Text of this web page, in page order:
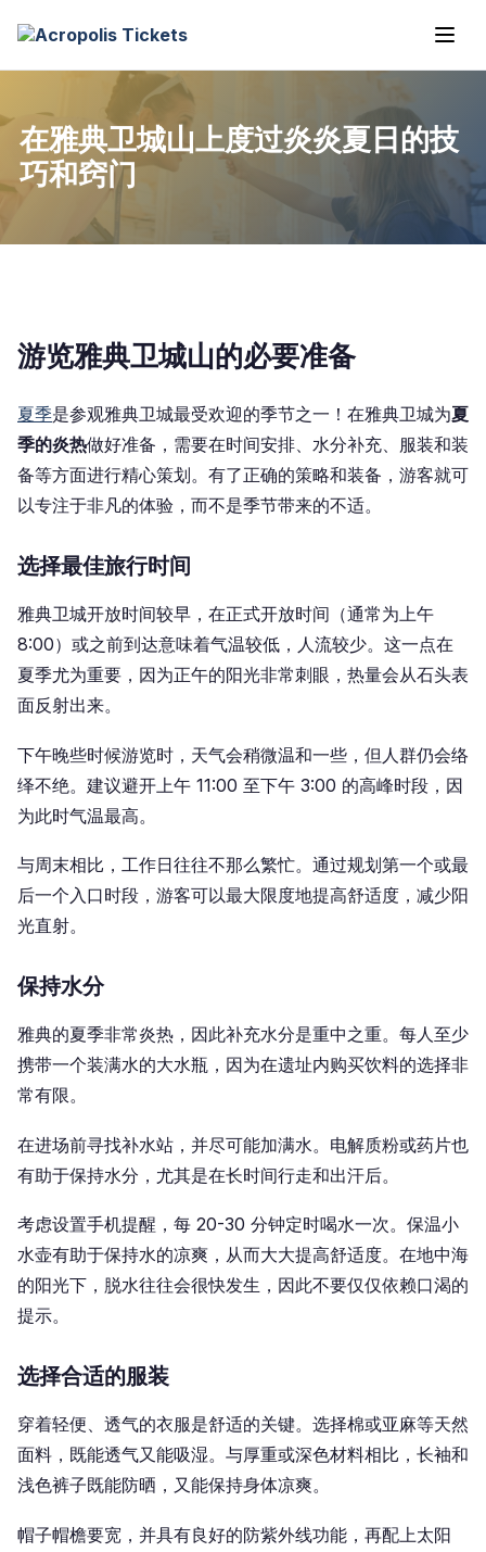
在雅典卫城山上度过炎炎夏日的技
巧和窍门
游览雅典卫城山的必要准备
夏季是参观雅典卫城最受欢迎的季节之一！在雅典卫城为夏
季的炎热做好准备，需要在时间安排、水分补充、服装和装
备等方面进行精心策划。有了正确的策略和装备，游客就可
以专注于非凡的体验，而不是季节带来的不适。
选择最佳旅行时间
雅典卫城开放时间较早，在正式开放时间（通常为上午
8:00）或之前到达意味着气温较低，人流较少。这一点在
夏季尤为重要，因为正午的阳光非常刺眼，热量会从石头表
面反射出来。
下午晚些时候游览时，天气会稍微温和一些，但人群仍会络
绎不绝。建议避开上午 11:00 至下午 3:00 的高峰时段，因
为此时气温最高。
与周末相比，工作日往往不那么繁忙。通过规划第一个或最
后一个入口时段，游客可以最大限度地提高舒适度，减少阳
光直射。
保持水分
雅典的夏季非常炎热，因此补充水分是重中之重。每人至少
携带一个装满水的大水瓶，因为在遗址内购买饮料的选择非
常有限。
在进场前寻找补水站，并尽可能加满水。电解质粉或药片也
有助于保持水分，尤其是在长时间行走和出汗后。
考虑设置手机提醒，每 20-30 分钟定时喝水一次。保温小
水壶有助于保持水的凉爽，从而大大提高舒适度。在地中海
的阳光下，脱水往往会很快发生，因此不要仅仅依赖口渴的
提示。
选择合适的服装
穿着轻便、透气的衣服是舒适的关键。选择棉或亚麻等天然
面料，既能透气又能吸湿。与厚重或深色材料相比，长袖和
浅色裤子既能防晒，又能保持身体凉爽。
帽子帽檐要宽，并具有良好的防紫外线功能，再配上太阳